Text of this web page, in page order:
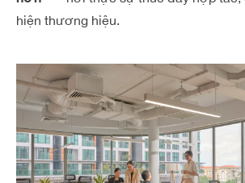
hiện thương hiệu.